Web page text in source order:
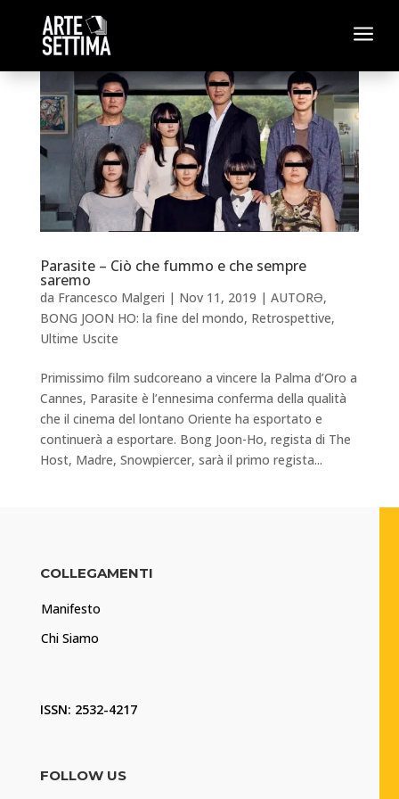
a
Parasite – Ciò che fummo e che sempre
saremo
da Francesco Malgeri | Nov 11, 2019 | AUTORƏ,
BONG JOON HO: la fine del mondo, Retrospettive,
Ultime Uscite
Primissimo film sudcoreano a vincere la Palma d’Oro a
Cannes, Parasite è l’ennesima conferma della qualità
che il cinema del lontano Oriente ha esportato e
continuerà a esportare. Bong Joon-Ho, regista di The
Host, Madre, Snowpiercer, sarà il primo regista...
COLLEGAMENTI
Manifesto
Chi Siamo
ISSN: 2532-4217
FOLLOW US